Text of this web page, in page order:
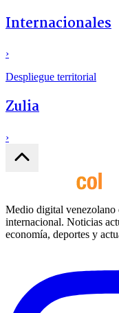
Internacionales
›
Despliegue territorial
Zulia
›
Medio digital venezolano
internacional. Noticias
economía, deportes y